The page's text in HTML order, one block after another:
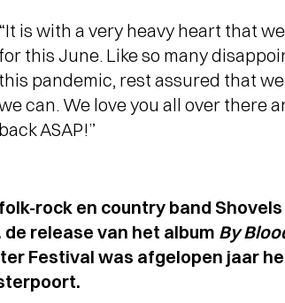
“It is with a very heavy heart that
for this June. Like so many
this pandemic, rest assured that
can. We love you all over there
back ASAP!”
rock en country band
de release van het album By
Festival was afgelopen jaar